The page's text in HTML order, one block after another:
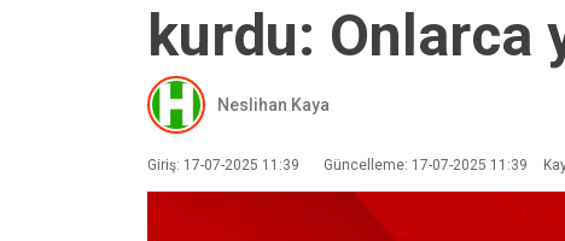
kurdu: Onlarca
Neslihan Kaya
Giriş: 17-07-2025 11:39 Güncelleme: 17-07-2025 11:39